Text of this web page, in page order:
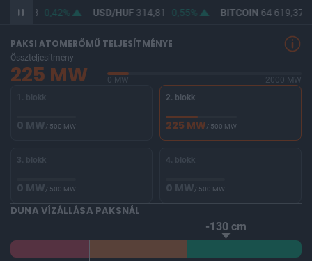
363,23 0,42% USD/HUF314,81 0,55% BITCOIN64 619,37
PAKSI ATOMERŐMŰ TELJESÍTMÉNYE
Összteljesítmény
225 MW 0 MW
2000 MW
1. blokk
0 MW/ 500 MW
2. blokk
225 MW/ 500 MW
3. blokk
0 MW/ 500 MW
4. blokk
0 MW/ 500 MW
DUNA VÍZÁLLÁSA PAKSNÁL
-130 cm